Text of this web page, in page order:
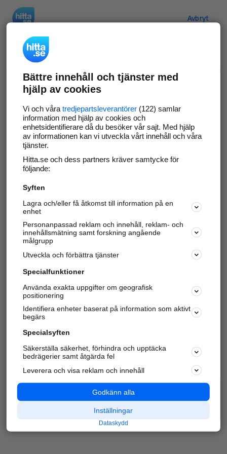
Avbryt
Verifiera ditt företag
Gör som 69 566företag
företagssida på hitta.se och syns bättre mot
kunder i ditt närområde. Helt kostnadsfritt.
Uppdatera din företagsinformation
Svara på och hantera dina omdömen
Har du redan verifierat ditt företag? Logga in
Varje vecka besöker du och4 miljoner
andra
härliga användare oss för att hitta rätt lokal
information om företag, privatpersoner och
platser.
Bättre innehåll och tjänster med
hjälp av cookies
Vi och våra tredjepartsleverantörer(122) samlar
information med hjälp av cookies och
enhetsidentifierare då du besöker vår sajt. Med hjälp
av informationen kan vi utveckla vårt innehåll och våra
tjänster.
Hitta.se och dess partners kräver samtycke för
följande:
Syften
Lagra och/eller få åtkomst till information på en
enhet
Personanpassad reklam och innehåll, reklam- och
innehållsmätning samt forskning angående
målgrupp
Utveckla och förbättra tjänster
Specialfunktioner
Använda exakta uppgifter om geografisk
positionering
Identifiera enheter baserat på information som aktivt
begärs
Specialsyften
Säkerställa säkerhet, förhindra och upptäcka
bedrägerier samt åtgärda fel
Leverera och visa reklam och innehåll
Godkänn alla
Inställningar
Dataskydd